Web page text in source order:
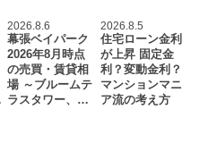
2026.8.6
幕張ベイパーク
2026年8月時点
の売買・賃貸相
場 ～ブルームテ
ラスタワー、…
2026.8.5
住宅ローン金利
が上昇 固定金
利？変動金利？
マンションマニ
ア流の考え方